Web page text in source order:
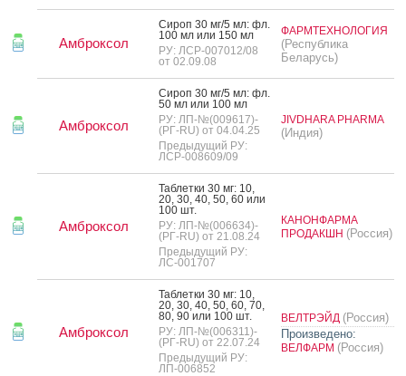
Амброксол
Си­роп 30 мг/5 мл: фл.
100 мл или 150 мл
РУ: ЛСР-007012/08
от 02.09.08
ФАРМТЕХНОЛОГИЯ
(Республика
Беларусь)
Амброксол
Си­роп 30 мг/5 мл: фл.
50 мл или 100 мл
РУ: ЛП-№(009617)-
(РГ-RU) от 04.04.25
Предыдущий РУ:
ЛСР-008609/09
JIVDHARA PHARMA
(Индия)
Амброксол
Таб­летки 30 мг: 10,
20, 30, 40, 50, 60 или
100 шт.
РУ: ЛП-№(006634)-
(РГ-RU) от 21.08.24
Предыдущий РУ:
ЛС-001707
КАНОНФАРМА
ПРОДАКШН (Россия)
Амброксол
Таб­летки 30 мг: 10,
20, 30, 40, 50, 60, 70,
80, 90 или 100 шт.
РУ: ЛП-№(006311)-
(РГ-RU) от 22.07.24
Предыдущий РУ:
ЛП-006852
ВЕЛТРЭЙД (Россия)
Произведено:
ВЕЛФАРМ (Россия)